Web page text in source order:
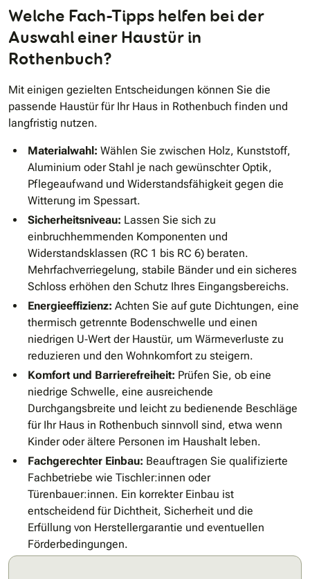
Welche Fach-Tipps helfen bei der
Auswahl einer Haustür in
Rothenbuch?
Mit einigen gezielten Entscheidungen können Sie die
passende Haustür für Ihr Haus in Rothenbuch finden und
langfristig nutzen.
Materialwahl: Wählen Sie zwischen Holz, Kunststoff,
Aluminium oder Stahl je nach gewünschter Optik,
Pflegeaufwand und Widerstandsfähigkeit gegen die
Witterung im Spessart.
Sicherheitsniveau: Lassen Sie sich zu
einbruchhemmenden Komponenten und
Widerstandsklassen (RC 1 bis RC 6) beraten.
Mehrfachverriegelung, stabile Bänder und ein sicheres
Schloss erhöhen den Schutz Ihres Eingangsbereichs.
Energieeffizienz: Achten Sie auf gute Dichtungen, eine
thermisch getrennte Bodenschwelle und einen
niedrigen U‑Wert der Haustür, um Wärmeverluste zu
reduzieren und den Wohnkomfort zu steigern.
Komfort und Barrierefreiheit: Prüfen Sie, ob eine
niedrige Schwelle, eine ausreichende
Durchgangsbreite und leicht zu bedienende Beschläge
für Ihr Haus in Rothenbuch sinnvoll sind, etwa wenn
Kinder oder ältere Personen im Haushalt leben.
Fachgerechter Einbau: Beauftragen Sie qualifizierte
Fachbetriebe wie Tischler:innen oder
Türenbauer:innen. Ein korrekter Einbau ist
entscheidend für Dichtheit, Sicherheit und die
Erfüllung von Herstellergarantie und eventuellen
Förderbedingungen.